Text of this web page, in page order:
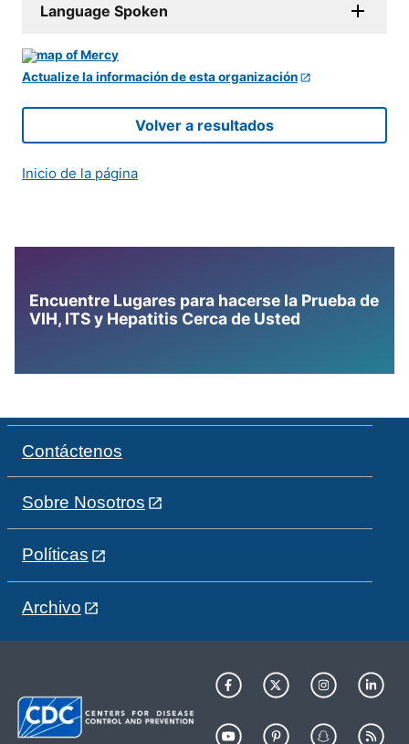
Language Spoken
Actualize la información de esta organización
Volver a resultados
Inicio de la página
Encuentre Lugares para hacerse la Prueba de
VIH, ITS y Hepatitis Cerca de Usted
Contáctenos
Sobre Nosotros
Políticas
Archivo